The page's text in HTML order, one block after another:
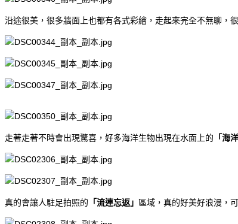
沿途很美，很多牆面上也都有各式彩繪，走起來完全不無聊，
走著走著不時會出現驚喜，好多海洋生物出現在水面上的 「海
真的會讓人駐足拍照的 「流連忘返」 區域，真的好美好浪漫，